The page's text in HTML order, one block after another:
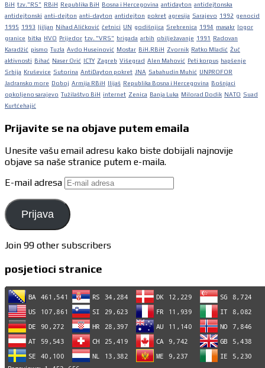
BiH tzv."RS" RBiH Republika BiH Bosna i Hercegovina antidayton antidejtonska
antidejtonski anti-dejton anti-dayton antidejton pokret agresija Sarajevo 1992 genocid
1995 1993 ljiljan Nihad Aličković četnici UN godišnjica Srebrenica 1994 masakr logor
granice bitka HVO Prijedor tzv. "VRS" brigada arbih obilježavanje 1991
Radovan
Karadžić pismo Tuzla Avdo Huseinović Mostar BiH.RBiH Zvornik Ratko Mladić Žuč
aktivnosti Bihać Naser Orić ICTY Zagreb Višegrad Alen Mahović Peti korpus hapšenje
Srbija Kruševice Sutorina AntiDayton pokret JNA Sabahudin Muhić UNPROFOR
Jadransko more Doboj Armija RBiH Ilijaš Republika Bosna i Hercegovina Bošnjaci
opkoljeno sarajevo Tužilaštvo BiH internet Zenica Banja Luka Milorad Dodik NATO Suad
Kurtćehajić
Prijavite se na objave putem emaila
Unesite vašu email adresu kako biste dobijali najnovije
objave sa naše stranice putem e-maila.
E-mail adresa
Prijava
Join 99 other subscribers
posjetioci stranice